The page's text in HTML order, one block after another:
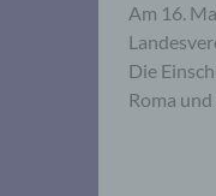
Am 16.
Die
Roma